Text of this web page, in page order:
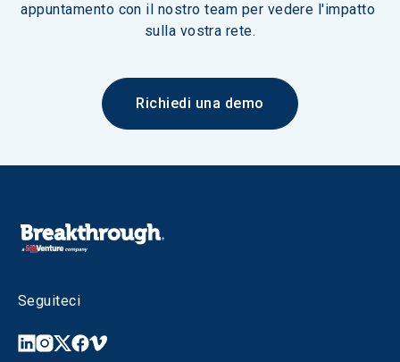
appuntamento con il nostro team per vedere l'impatto
sulla vostra rete.
Richiedi una demo
Seguiteci